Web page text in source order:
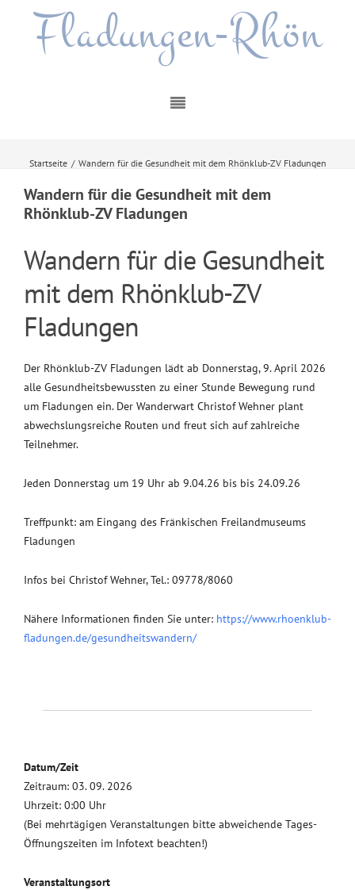
Fladungen-Rhön
Startseite / Wandern für die Gesundheit mit dem Rhönklub-ZV Fladungen
Wandern für die Gesundheit mit dem
Rhönklub-ZV Fladungen
Wandern für die Gesundheit
mit dem Rhönklub-ZV
Fladungen
Der Rhönklub-ZV Fladungen lädt ab Donnerstag, 9. April 2026
alle Gesundheitsbewussten zu einer Stunde Bewegung rund
um Fladungen ein. Der Wanderwart Christof Wehner plant
abwechslungsreiche Routen und freut sich auf zahlreiche
Teilnehmer.
Jeden Donnerstag um 19 Uhr ab 9.04.26 bis bis 24.09.26
Treffpunkt: am Eingang des Fränkischen Freilandmuseums
Fladungen
Infos bei Christof Wehner, Tel.: 09778/8060
Nähere Informationen finden Sie unter: https://www.rhoenklub-
fladungen.de/gesundheitswandern/
Datum/Zeit
Zeitraum: 03. 09. 2026
Uhrzeit: 0:00 Uhr
(Bei mehrtägigen Veranstaltungen bitte abweichende Tages-
Öffnungszeiten im Infotext beachten!)
Veranstaltungsort